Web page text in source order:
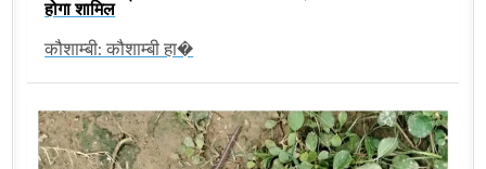
होगा शामिल
कौशाम्बी: कौशाम्बी हा�